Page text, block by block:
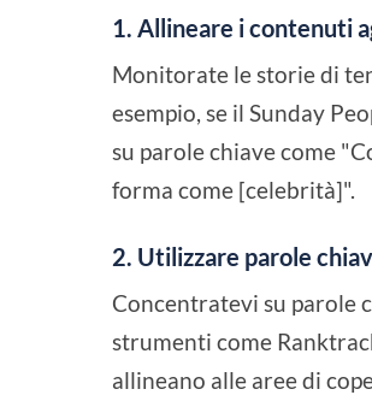
1. Allineare i contenuti
Monitorate le storie di
esempio, se il Sunday
su parole chiave come
forma come [celebrità]".
2. Utilizzare parole
Concentratevi su parole
strumenti come
allineano alle aree di